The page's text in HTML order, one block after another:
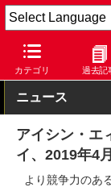
カテゴリ 過去記
Car Watch 技術
ニュース
アイシン・エ
イ、2019年4
より競争力のあ